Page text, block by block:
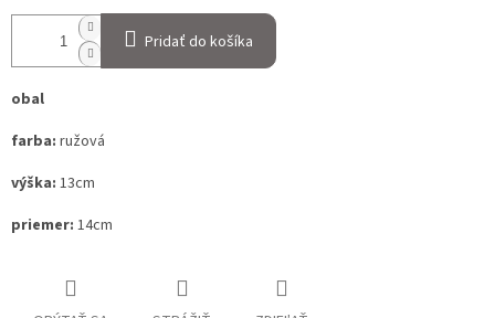
Pridať do košíka
obal
farba: ružová
výška: 13cm
priemer: 14cm